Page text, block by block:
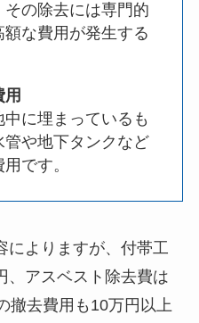
の除去には専門的
な費用が発生する
に埋まっているも
や地下タンクなど
です。
によりますが、付帯工
、アスベスト除去費は
撤去費用も10万円以上